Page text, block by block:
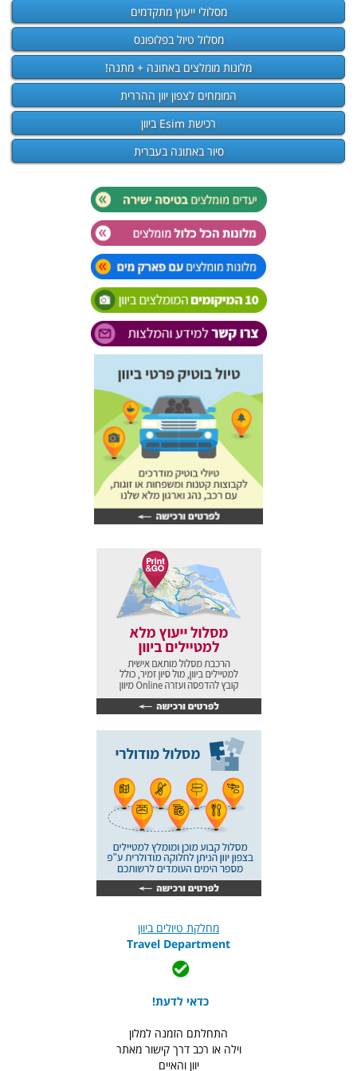
מסלולי ייעוץ מתקדמים
מסלול טיול בפלופונס
מלונות מומלצים באתונה + מתנה!
המומחים לצפון יוון ההררית
רכישת Esim ביוון
סיור באתונה בעברית
מחלקת טיולים ביוון
Travel Department
כדאי לדעת!
התחלתם הזמנה למלון
וילה או רכב דרך קישור מאתר
יוון והאיים